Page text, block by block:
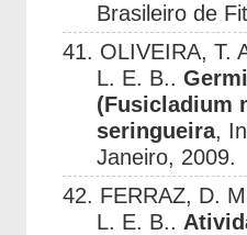
Brasileiro de
41. OLIVEIRA, T.
L. E. B..
(Fusicladium
seringueira,
Janeiro, 2009.
42. FERRAZ, D.
L. E. B..